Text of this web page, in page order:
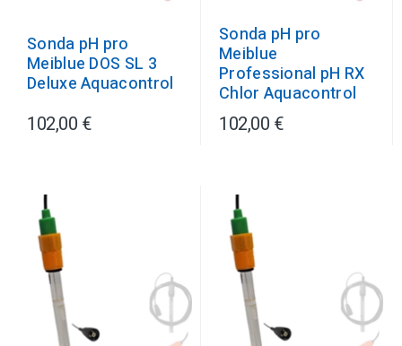
Sonda pH pro
Meiblue DOS SL 3
Deluxe Aquacontrol
102,00 €
Sonda pH pro
Meiblue
Professional pH RX
Chlor Aquacontrol
102,00 €